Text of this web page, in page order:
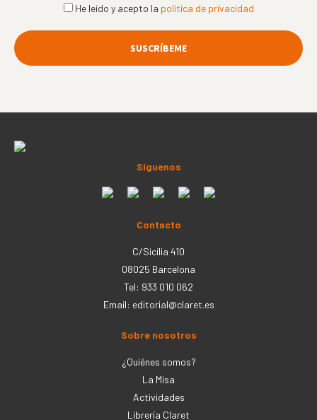
He leído y acepto la política de privacidad
Síguenos
Contacto
C/Sicília 410
08025 Barcelona
Tel: 933 010 062
Email: editorial@claret.es
Sobre nosotros
¿Quiénes somos?
La Misa
Actividades
Librería Claret